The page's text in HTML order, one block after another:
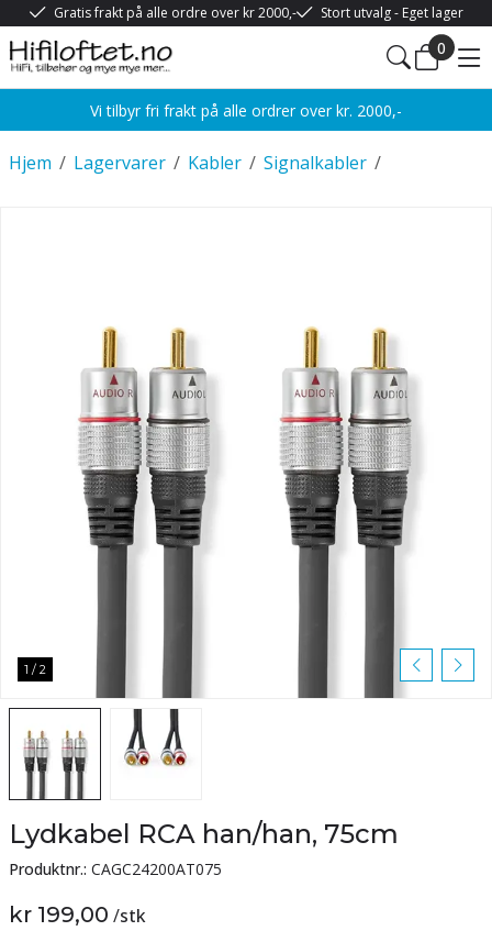
Gratis frakt på alle ordre over kr 2000,- Stort utvalg - Eget lager
0
Vi tilbyr fri frakt på alle ordrer over kr. 2000,-
/
Hjem /
Lagervarer /
Kabler /
Signalkabler
1 / 2
Lydkabel RCA han/han, 75cm
Produktnr.: CAGC24200AT075
kr 199,00 /stk